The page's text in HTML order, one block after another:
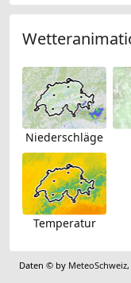
Niederschläge
Temperatur
Daten © by MeteoSchweiz